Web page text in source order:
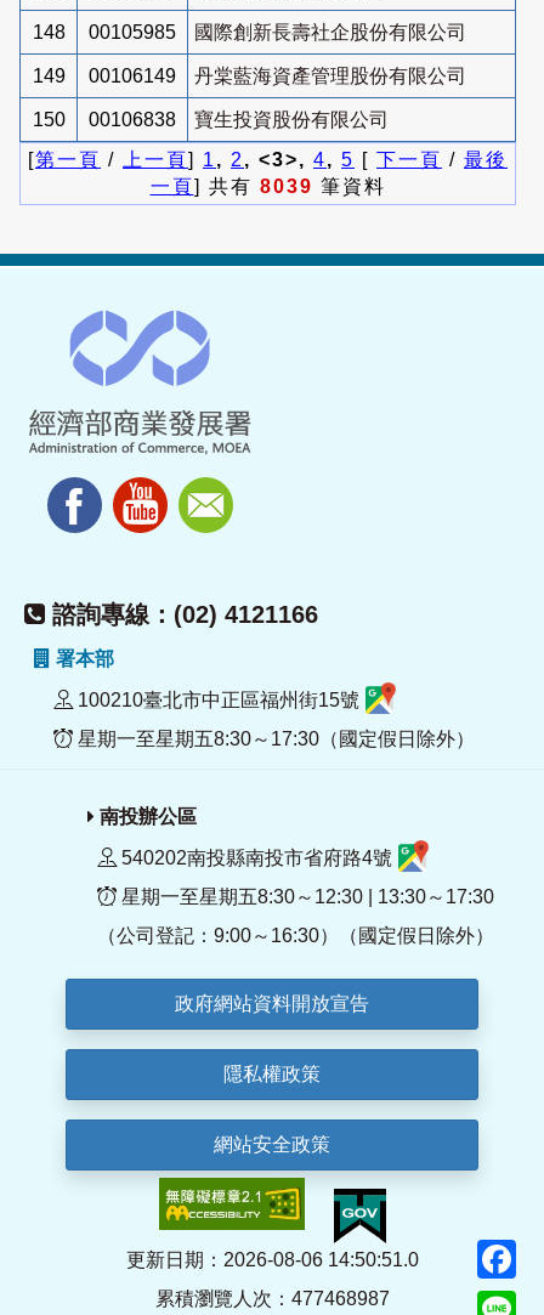
148 00105985 國際創新長壽社企股份有限公司
149 00106149 丹棠藍海資產管理股份有限公司
150 00106838
寶生投資股份有限公司
[第一頁 / 上一頁] 1 , 2 , <3>, 4, 5 [ 下一頁 / 最後
一頁] 共有 8039 筆資料
諮詢專線：(02) 4121166
署本部
100210臺北市中正區福州街15號
星期一至星期五8:30～17:30（國定假日除外）
南投辦公區
540202南投縣南投市省府路4號
星期一至星期五8:30～12:30 | 13:30～17:30
（公司登記：9:00～16:30）（國定假日除外）
政府網站資料開放宣告
隱私權政策
網站安全政策
更新日期：2026-08-06 14:50:51.0
累積瀏覽人次：477468987